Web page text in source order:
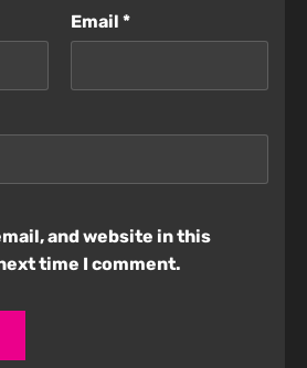
Email *
and website in this
time I comment.